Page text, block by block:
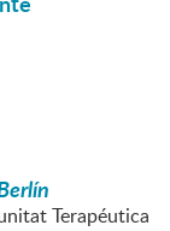
Terapéutica